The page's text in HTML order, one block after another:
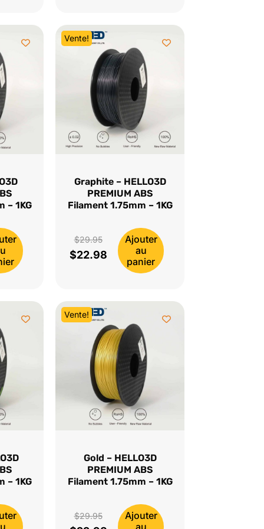
$29.95.
est :
– 1KG
Vente!
Graphite – HELLO3D
PREMIUM ABS
Filament 1.75mm – 1KG
$29.95Le
prix
$29.95.
$22.98Le
est :
Ajouter
au
panier
– 1KG
Vente!
Gold – HELLO3D
PREMIUM ABS
Filament 1.75mm – 1KG
$29.95Le
Ajouter
au